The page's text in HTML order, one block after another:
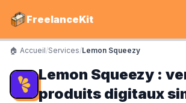
FreelanceKit
CATÉGORIES
Services
🏠 Accueil/Services/Lemon Squeezy
Lemon Squeezy :
produits digitaux